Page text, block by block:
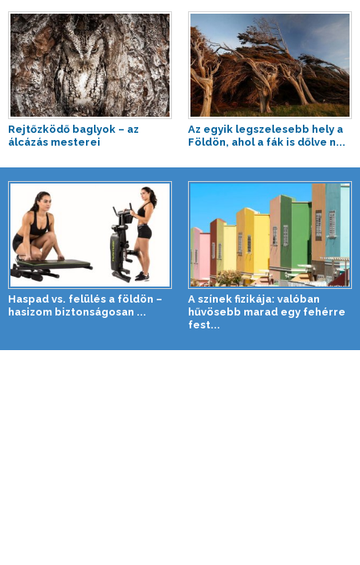
Rejtőzködő baglyok – az
álcázás mesterei
Az egyik legszelesebb hely a
Földön, ahol a fák is dőlve n...
Haspad vs. felülés a földön –
hasizom biztonságosan ...
A színek fizikája: valóban
hűvösebb marad egy fehérre
fest...